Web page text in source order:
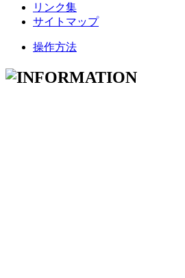
リンク集
サイトマップ
操作方法